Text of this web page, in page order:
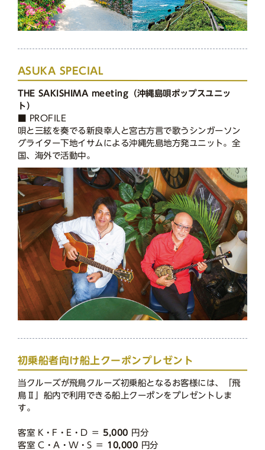
ASUKA SPECIAL
THE SAKISHIMA meeting（沖縄島唄ポップスユニッ
ト）
■ PROFILE
唄と三絃を奏でる新良幸人と宮古方言で歌うシンガーソン
グライター下地イサムによる沖縄先島地方発ユニット。全
国、海外で活動中。
初乗船者向け船上クーポンプレゼント
当クルーズが飛鳥クルーズ初乗船となるお客様には、「飛
鳥Ⅱ」船内で利用できる船上クーポンをプレゼントしま
す。
客室 K・F・E・D ＝ 5,000 円分
客室 C・A・W・S ＝ 10,000 円分